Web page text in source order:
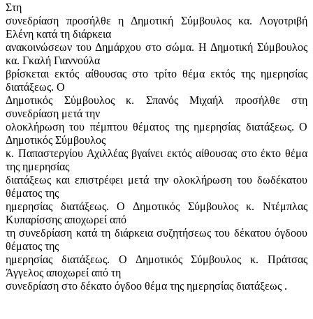
Στη
συνεδρίαση προσήλθε η Δημοτική Σύμβουλος κα. Λογοτριβή
Ελένη κατά τη διάρκεια
ανακοινώσεων του Δημάρχου στο σώμα. Η Δημοτική Σύμβουλος
κα. Γκαλή Γιαννούλα
βρίσκεται εκτός αίθουσας στο τρίτο θέμα εκτός της ημερησίας
διατάξεως. Ο
Δημοτικός Σύμβουλος κ. Σπανός Μιχαήλ προσήλθε στη
συνεδρίαση μετά την
ολοκλήρωση του πέμπτου θέματος της ημερησίας διατάξεως. Ο
Δημοτικός Σύμβουλος
κ. Παπαστεργίου Αχιλλέας βγαίνει εκτός αίθουσας στο έκτο θέμα
της ημερησίας
διατάξεως και επιστρέφει μετά την ολοκλήρωση του δωδέκατου
θέματος της
ημερησίας διατάξεως. Ο Δημοτικός Σύμβουλος κ. Ντέμπλας
Κυπαρίσσης αποχωρεί από
τη συνεδρίαση κατά τη διάρκεια συζητήσεως του δέκατου όγδοου
θέματος της
ημερησίας διατάξεως. Ο Δημοτικός Σύμβουλος κ. Πράτσας
Άγγελος αποχωρεί από τη
συνεδρίαση στο δέκατο όγδοο θέμα της ημερησίας διατάξεως .